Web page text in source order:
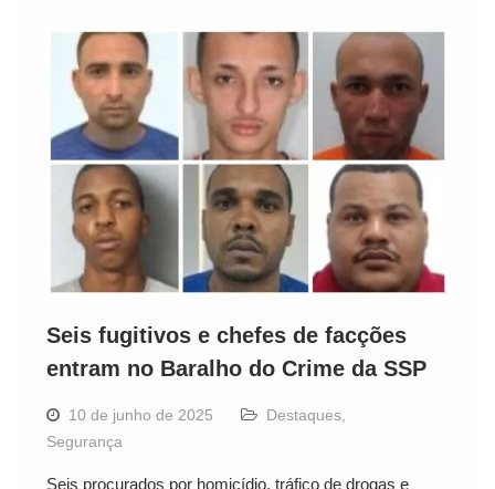
Seis fugitivos e chefes de facções
entram no Baralho do Crime da SSP
10 de junho de 2025 Destaques,
Segurança
Seis procurados por homicídio, tráfico de drogas e